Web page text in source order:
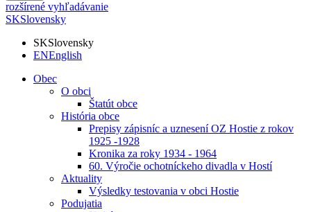
rozšírené vyhľadávanie
SKSlovensky
SKSlovensky
ENEnglish
Obec
O obci
Štatút obce
História obce
Prepisy zápisníc a uznesení OZ Hostie z rokov
1925 -1928
Kronika za roky 1934 - 1964
60. Výročie ochotníckeho divadla v Hostí
Aktuality
Výsledky testovania v obci Hostie
Podujatia